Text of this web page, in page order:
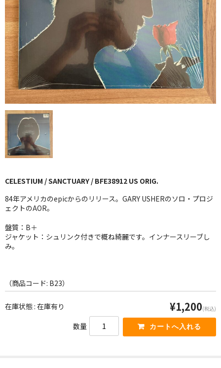
新譜
GG RECORD （当店のレーベル）
JAZZ-US
BLUE NOTE
JAZZ-EU
JAZZ-JP
J-POP
ROCK
FOLK,SSW
7INC
レア盤（1万円以上）
CELESTIUM / SANCTUARY / BFE38912 US ORIG.
84年アメリカのepicからのリリース。GARY USHERのソロ・プロジ
ェクトのAOR。
盤質：B＋
ジャケット：シュリンク付きで概ね綺麗です。インナースリーブし
み。
（商品コード: B23）
在庫状態 : 在庫有り ¥1,200(税込)
数量